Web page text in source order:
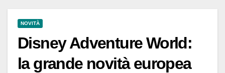
NOVITÀ
Disney Adventure World:
la grande novità europea